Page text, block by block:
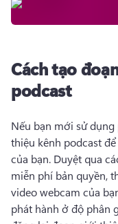
Cách tạo
podcast
Nếu bạn mới sử
thiệu kênh podcast
của bạn. Duyệt qua
miễn phí bản quyền,
video webcam của
phát hành ở độ phân